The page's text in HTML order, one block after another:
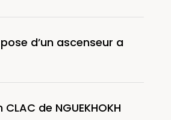
d’un ascenseur a
de NGUEKHOKH